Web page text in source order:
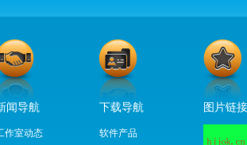
闻导航
作室动态
下载导航
软件产品
图片链接